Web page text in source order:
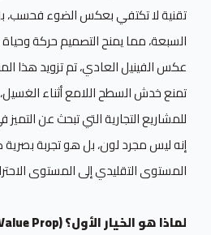
تقنية لا تكتفي بعكس الضوء فحسب،
السبعة، مما يمنح التصميم حركة
عكس الفينيل العادي، تم تزويد هذا
تمنع خدش السطح اللامع أثناء
للمشاريع التجارية التي تبحث عن التميز
إنه ليس مجرد لون، بل هو تجربة
المستوى التقليدي إلى المستوى
لماذا هو الخيار الأول؟ (The Value Prop)